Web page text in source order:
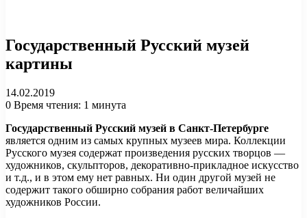
Государственный Русский музей
картины
14.02.2019
0 Время чтения: 1 минута
Государственный Русский музей в Санкт-Петербурге
является одним из самых крупных музеев мира. Коллекции
Русского музея содержат произведения русских творцов —
художников, скульпторов, декоративно-прикладное искусство
и т.д., и в этом ему нет равных. Ни один другой музей не
содержит такого обширно собрания работ величайших
художников России.